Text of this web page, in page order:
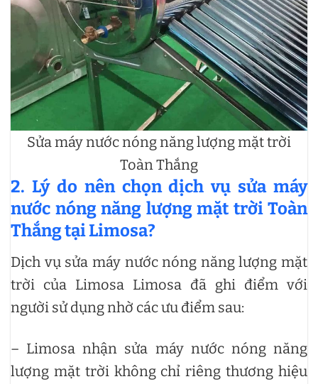
Sửa máy nước nóng năng lượng mặt trời
Toàn Thắng
2. Lý do nên chọn dịch vụ sửa máy
nước nóng năng lượng mặt trời Toàn
Thắng tại Limosa?
Dịch vụ sửa máy nước nóng năng lượng mặt
trời của Limosa Limosa đã ghi điểm với
người sử dụng nhờ các ưu điểm sau:
– Limosa nhận sửa máy nước nóng năng
lượng mặt trời không chỉ riêng thương hiệu